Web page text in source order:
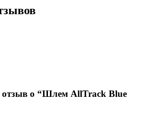
отзыв о “Шлем AllTrack Blue